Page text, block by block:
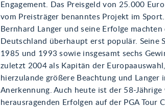
Engagement. Das Preisgeld von 25.000
vom Preisträger benanntes Projekt im Sport.
Bernhard Langer und seine Erfolge
Deutschland überhaupt erst populär. Seine
1985 und 1993 sowie insgesamt sechs
zuletzt 2004 als Kapitän der
hierzulande größere Beachtung und Langer
Anerkennung. Auch heute ist der 58-
herausragenden Erfolgen auf der PGA Tour